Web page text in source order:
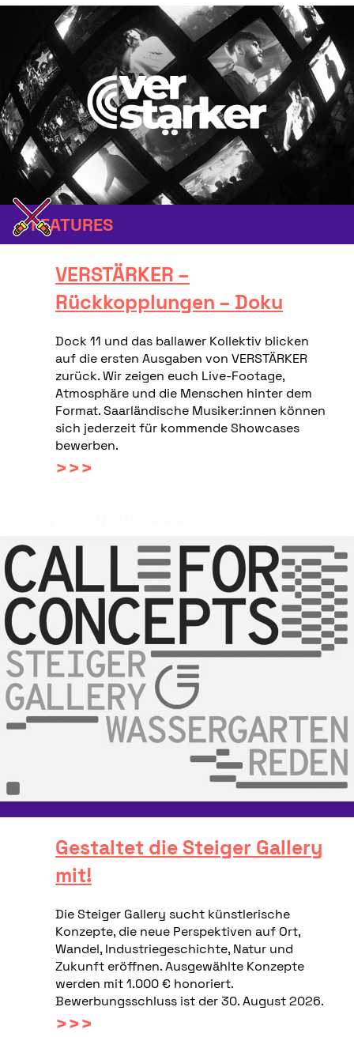
FEATURES
VERSTÄRKER –
Rückkopplungen – Doku
Dock 11 und das ballawer Kollektiv blicken
auf die ersten Ausgaben von VERSTÄRKER
zurück. Wir zeigen euch Live-Footage,
Atmosphäre und die Menschen hinter dem
Format. Saarländische Musiker:innen können
sich jederzeit für kommende Showcases
bewerben.
>>>
Gestaltet die Steiger Gallery
mit!
Die Steiger Gallery sucht künstlerische
Konzepte, die neue Perspektiven auf Ort,
Wandel, Industriegeschichte, Natur und
Zukunft eröffnen. Ausgewählte Konzepte
werden mit 1.000 € honoriert.
Bewerbungsschluss ist der 30. August 2026.
>>>